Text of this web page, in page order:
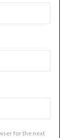
for the next